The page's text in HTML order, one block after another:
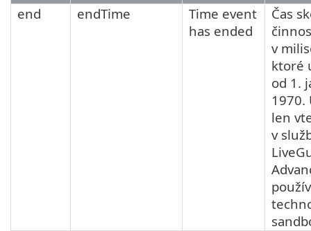
end endTime
Time event
has ended
Čas
v
ktoré
od 1.
1970.
len
v